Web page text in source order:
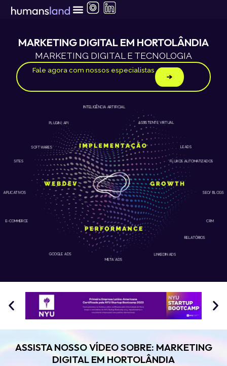
para
conteúdoMARKETING DIGITAL EM HORTOLÂNDIA
MARKETING DIGITAL E TECNOLOGIA
Fale agora com nossos especialistas
GOOGLE ADS LINKEDIN ADS
APLICATIVOS
SITES
E-COMMERCE
META ADS
CRM
RELATÓRIOS
SEO/ BLOGS
FLUXOS AUTOMATIZADOS
INTELIGÊNCIA ARTIFICIAL
PLUGIN | API
SOFTWARES
ASSISTENTE VIRTUAL
LEADS
ASSISTA NOSSO VÍDEO SOBRE: MARKETING
DIGITAL EM HORTOLÂNDIA